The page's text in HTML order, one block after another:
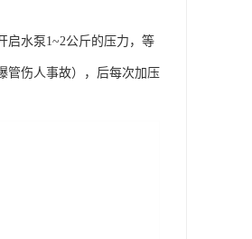
启水泵1~2公斤的压力，等
管伤人事故），后每次加压